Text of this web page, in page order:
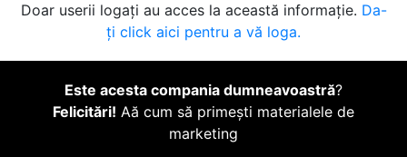
Doar userii logați au acces la această informație. Da-
ți click aici pentru a vă loga.
Este acesta compania dumneavoastră?
Felicitări! Aă cum să primești materialele de
marketing